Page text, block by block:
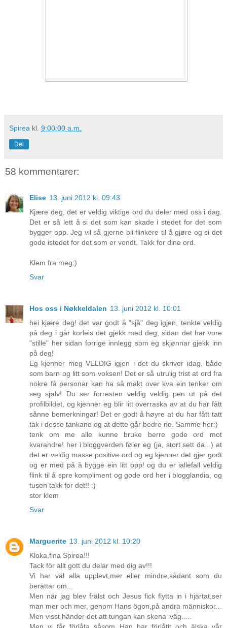
Spirea kl. 9:00:00 a.m.
Del
58 kommentarer:
Elise 13. juni 2012 kl. 09:43
Kjære deg, det er veldig viktige ord du deler med oss i dag.
Det er så lett å si det som kan skade i stedet for det som
bygger opp. Jeg vil så gjerne bli flinkere til å gjøre og si det
gode istedet for det som er vondt. Takk for dine ord.
Klem fra meg:)
Svar
Hos oss i Nøkkeldalen 13. juni 2012 kl. 10:01
hei kjære deg! det var godt å "sjå" deg igjen, tenkte veldig
på deg i går korleis det gjekk med deg, sidan det har vore
"stille" her sidan forrige innlegg som eg skjønnar gjekk inn
på deg!
Eg kjenner meg VELDIG igjen i det du skriver idag, både
som barn og litt som voksen! Det er så utrulig trist at ord fra
nokre få personar kan ha så makt over kva ein tenker om
seg sjølv! Du ser forresten veldig veldig pen ut på det
profilbildet, og kjenner eg blir litt overraska av at du har fått
sånne bemerkningar! Det er godt å høyre at du har fått tatt
tak i desse tankane og at dette går bedre no. Samme her:)
tenk om me alle kunne bruke berre gode ord mot
kvarandre! her i bloggverden føler eg (ja, stort sett da...) at
det er veldig masse positive ord og eg kjenner det gjer godt
og er med på å bygge ein litt opp! og du er iallefall veldig
flink til å spre kompliment og gode ord her i blogglandia, og
tusen takk for det!! :)
stor klem
Svar
Marguerite 13. juni 2012 kl. 10:20
Kloka,fina Spirea!!!
Tack för allt gott du delar med dig av!!!
Vi har väl alla upplevt,mer eller mindre,sådant som du
berättar om...
Men när jag blev frälst och Jesus fick flytta in i hjärtat,ser
man mer och mer, genom Hans ögon,på andra människor...
Men visst händer det att tungan kan skena iväg.....